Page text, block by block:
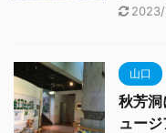
山口
秋芳洞
ュー